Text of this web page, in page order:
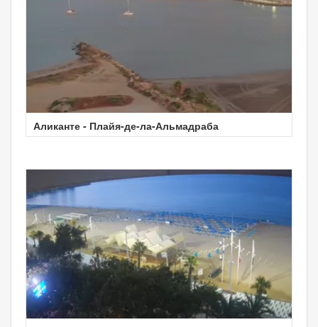
Аликанте - Плайя-де-ла-Альмадраба